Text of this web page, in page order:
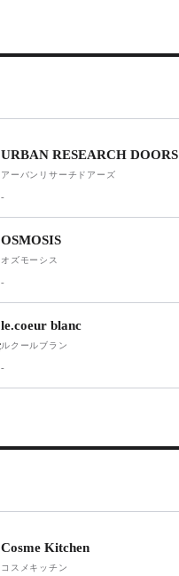
URBAN RESEARCH DOORS
アーバンリサーチドアーズ
-
OSMOSIS
オズモーシス
-
le.coeur blanc
ルクールブラン
-
Cosme Kitchen
コスメキッチン